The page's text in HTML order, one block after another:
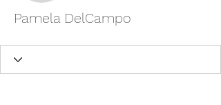
Pamela DelCampo